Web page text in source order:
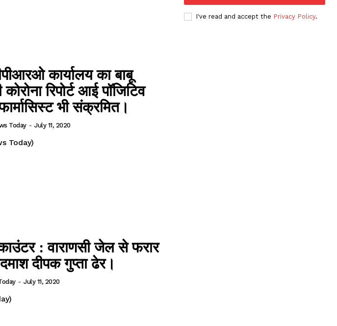
कार्यालय का बाबू
रिपोर्ट आई पॉजिटिव
भी संक्रमित।
Today - July 11, 2020
Today)
: वाराणसी जेल से फरार
दीपक गुप्ता ढेर।
- July 11, 2020
I've read and accept the Privacy Policy.